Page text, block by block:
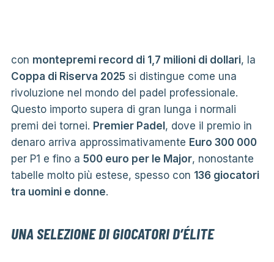
con montepremi record di 1,7 milioni di dollari, la
Coppa di Riserva 2025si distingue come una
rivoluzione nel mondo del padel professionale.
Questo importo supera di gran lunga i normali
premi dei tornei. Premier Padel, dove il premio in
denaro arriva approssimativamente Euro 300 000
per P1 e fino a 500 euro per le Major, nonostante
tabelle molto più estese, spesso con 136 giocatori
tra uomini e donne.
UNA SELEZIONE DI GIOCATORI D’ÉLITE